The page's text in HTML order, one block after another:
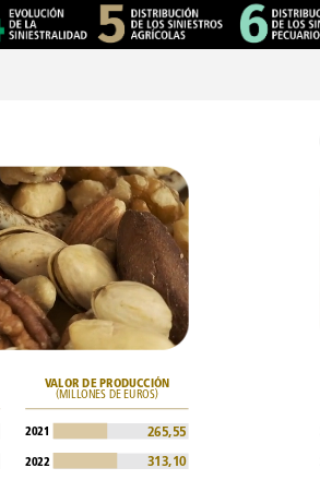
2021
2022
VALOR DE PRODUCCIÓN
(MILLONES DE EUROS)
313,10
265,55